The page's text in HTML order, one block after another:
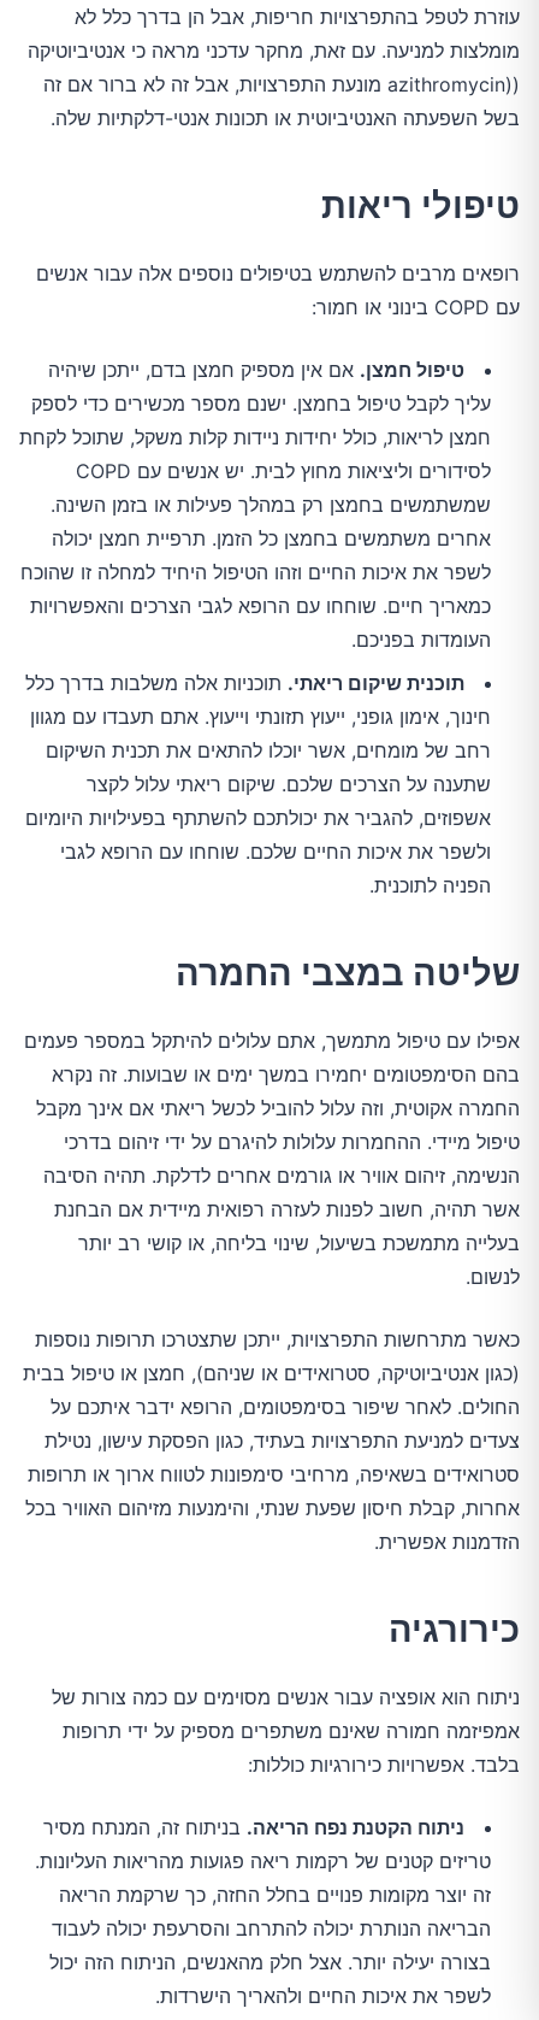
עוזרת לטפל בהתפרצויות חריפות, אבל הן בדרך כלל לא
מומלצות למניעה. עם זאת, מחקר עדכני מראה כי אנטיביוטיקה
((azithromycin מונעת התפרצויות, אבל זה לא ברור אם זה
בשל השפעתה האנטיביוטית או תכונות אנטי-דלקתיות שלה.
טיפולי ריאות
רופאים מרבים להשתמש בטיפולים נוספים אלה עבור אנשים
עם COPD בינוני או חמור:
טיפול חמצן. אם אין מספיק חמצן בדם, ייתכן שיהיה
עליך לקבל טיפול בחמצן. ישנם מספר מכשירים כדי לספק
חמצן לריאות, כולל יחידות ניידות קלות משקל, שתוכל לקחת
לסידורים וליציאות מחוץ לבית. יש אנשים עם COPD
שמשתמשים בחמצן רק במהלך פעילות או בזמן השינה.
אחרים משתמשים בחמצן כל הזמן. תרפיית חמצן יכולה
לשפר את איכות החיים וזהו הטיפול היחיד למחלה זו שהוכח
כמאריך חיים. שוחחו עם הרופא לגבי הצרכים והאפשרויות
העומדות בפניכם.
תוכנית שיקום ריאתי. תוכניות אלה משלבות בדרך כלל
חינוך, אימון גופני, ייעוץ תזונתי וייעוץ. אתם תעבדו עם מגוון
רחב של מומחים, אשר יוכלו להתאים את תכנית השיקום
שתענה על הצרכים שלכם. שיקום ריאתי עלול לקצר
אשפוזים, להגביר את יכולתכם להשתתף בפעילויות היומיום
ולשפר את איכות החיים שלכם. שוחחו עם הרופא לגבי
הפניה לתוכנית.
שליטה במצבי החמרה
אפילו עם טיפול מתמשך, אתם עלולים להיתקל במספר פעמים
בהם הסימפטומים יחמירו במשך ימים או שבועות. זה נקרא
החמרה אקוטית, וזה עלול להוביל לכשל ריאתי אם אינך מקבל
טיפול מיידי. ההחמרות עלולות להיגרם על ידי זיהום בדרכי
הנשימה, זיהום אוויר או גורמים אחרים לדלקת. תהיה הסיבה
אשר תהיה, חשוב לפנות לעזרה רפואית מיידית אם הבחנת
בעלייה מתמשכת בשיעול, שינוי בליחה, או קושי רב יותר
לנשום.
כאשר מתרחשות התפרצויות, ייתכן שתצטרכו תרופות נוספות
(כגון אנטיביוטיקה, סטרואידים או שניהם), חמצן או טיפול בבית
החולים. לאחר שיפור בסימפטומים, הרופא ידבר איתכם על
צעדים למניעת התפרצויות בעתיד, כגון הפסקת עישון, נטילת
סטרואידים בשאיפה, מרחיבי סימפונות לטווח ארוך או תרופות
אחרות, קבלת חיסון שפעת שנתי, והימנעות מזיהום האוויר בכל
הזדמנות אפשרית.
כירורגיה
ניתוח הוא אופציה עבור אנשים מסוימים עם כמה צורות של
אמפיזמה חמורה שאינם משתפרים מספיק על ידי תרופות
בלבד. אפשרויות כירורגיות כוללות:
ניתוח הקטנת נפח הריאה. בניתוח זה, המנתח מסיר
טריזים קטנים של רקמות ריאה פגועות מהריאות העליונות.
זה יוצר מקומות פנויים בחלל החזה, כך שרקמת הריאה
הבריאה הנותרת יכולה להתרחב והסרעפת יכולה לעבוד
בצורה יעילה יותר. אצל חלק מהאנשים, הניתוח הזה יכול
לשפר את איכות החיים ולהאריך הישרדות.